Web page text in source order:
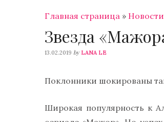
Главная страница » Новости
Звезда
13.02.2019 by LANA LE
Поклонники шокированы
Широкая популярность к